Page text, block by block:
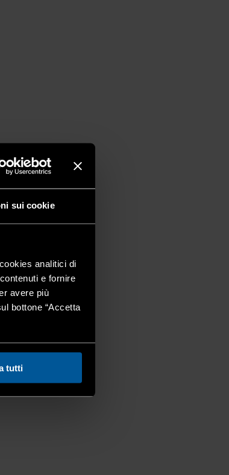
sui cookie
analitici di
e fornire
avere più
bottone “Accetta
tutti